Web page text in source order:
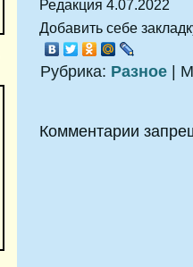
Редакция 4.07.2022
Добавить себе
Рубрика: Разное |
Комментарии